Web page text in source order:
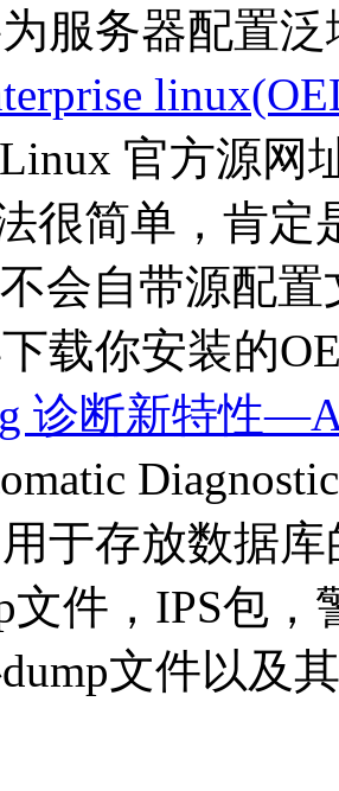
服务器配置
官方源网
很简单，肯定
会自带源配置
载你安装的
诊断新特性
于存放数据
文件，IPS包
文件以及